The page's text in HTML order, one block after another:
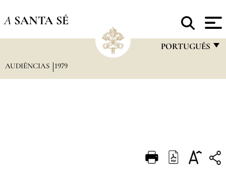
A SANTA SÉ
PORTUGUÊS
DEUTSCH
AUDIÊNCIAS 1979